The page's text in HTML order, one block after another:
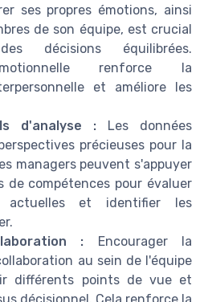
ses propres émotions, ainsi
de son équipe, est crucial
décisions équilibrées.
renforce la
et améliore les
d'analyse : Les données
précieuses pour la
managers peuvent s'appuyer
de compétences pour évaluer
actuelles et identifier les
: Encourager la
au sein de l'équipe
différents points de vue et